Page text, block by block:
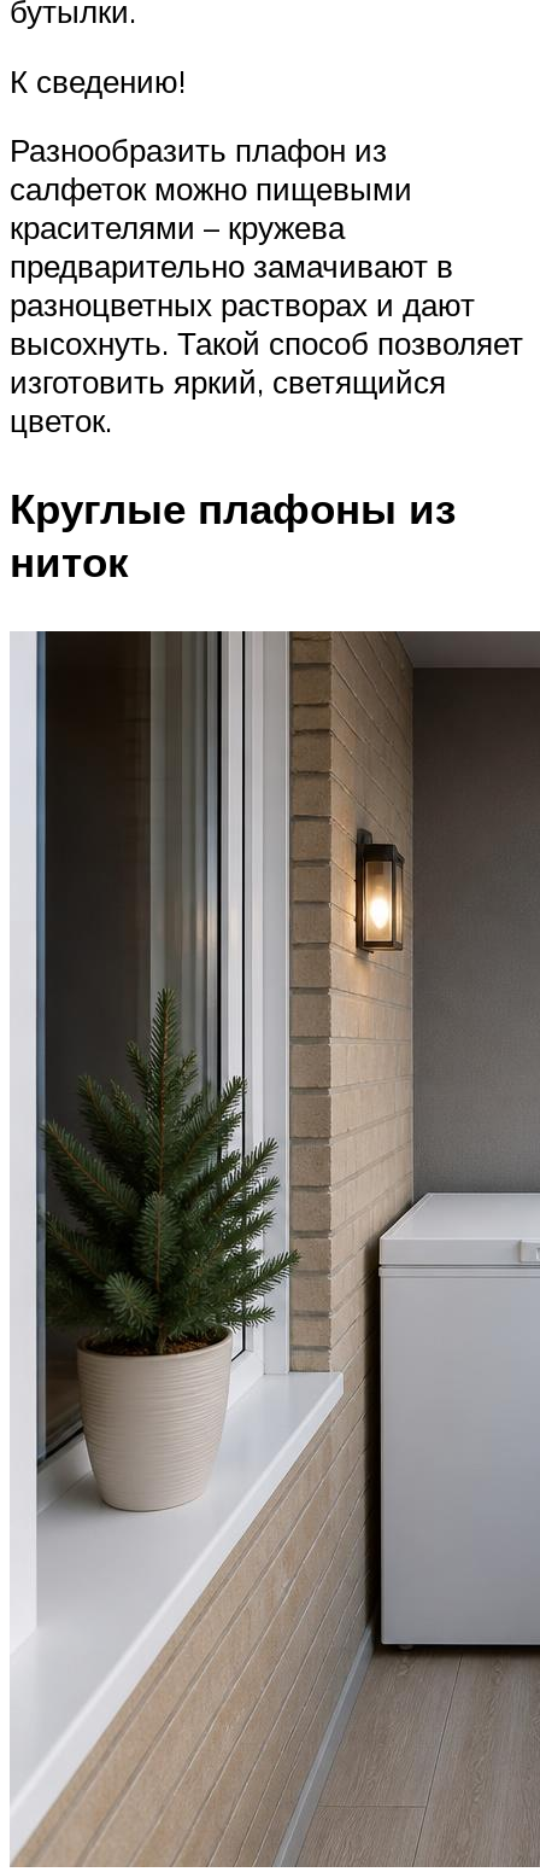
бутылки.
К сведению!
Разнообразить плафон из
салфеток можно пищевыми
красителями – кружева
предварительно замачивают в
разноцветных растворах и дают
высохнуть. Такой способ позволяет
изготовить яркий, светящийся
цветок.
Круглые плафоны из
ниток